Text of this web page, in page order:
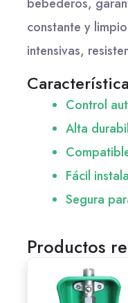
constante y
intensivas,
Control
Alta
Fácil
Segura
Productos